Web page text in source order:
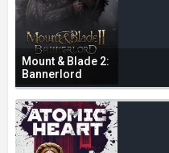
Mount & Blade 2:
Bannerlord